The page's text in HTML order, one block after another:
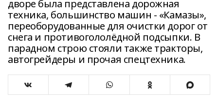
дворе была представлена дорожная
техника, большинство машин - «Камазы»,
переоборудованные для очистки дорог от
снега и противогололёдной подсыпки. В
парадном строю стояли также тракторы,
автогрейдеры и прочая спецтехника.